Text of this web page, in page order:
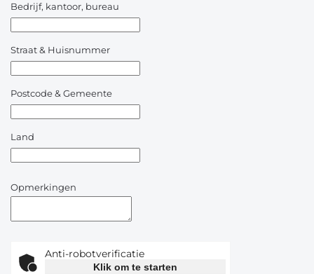
Bedrijf, kantoor, bureau
Straat & Huisnummer
Postcode & Gemeente
Land
Opmerkingen
Anti-robotverificatie
Klik om te starten